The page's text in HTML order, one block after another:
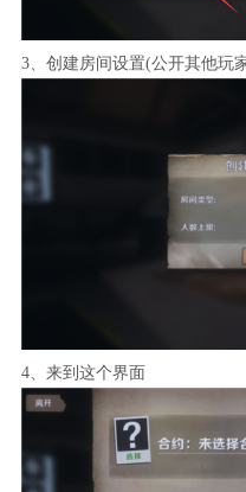
3、创建房间设置(公开其他玩
4、来到这个界面